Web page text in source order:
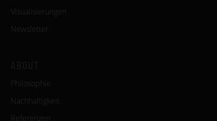
Visualisierungen
Newsletter
Philosophie
Nachhaltigkeit
Referenzen